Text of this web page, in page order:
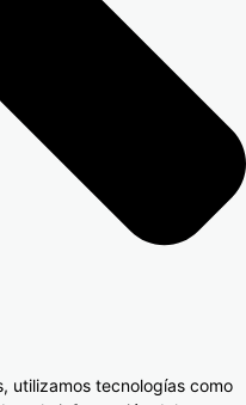
utilizamos tecnologías como